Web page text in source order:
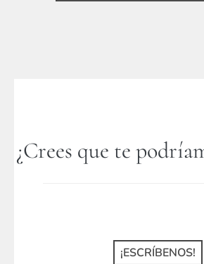
¿Crees que te
¡ESCRÍBENOS!